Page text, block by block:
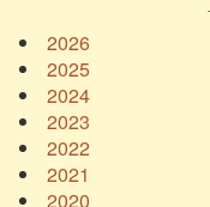
2026
2025
2024
2023
2022
2021
2020